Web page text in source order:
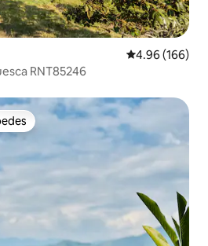
Calificación
4.96 (166)
RNT85246
entre huéspedes